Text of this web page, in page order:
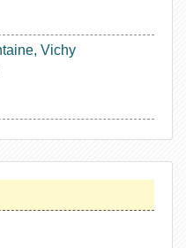
Vichy